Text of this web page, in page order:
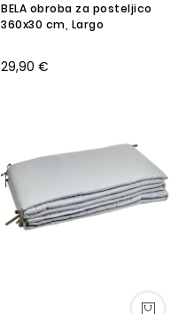
BELA obroba za posteljico
360x30 cm, Largo
29,90 €